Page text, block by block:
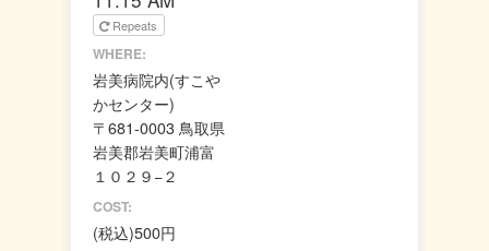
ブサ
イト
有者
です
か？
Repeats
WHERE:
岩美病院内(すこや
かセンター)
〒681-0003 鳥取県
岩美郡岩美町浦富
１０２９−２
COST:
(税込)500円